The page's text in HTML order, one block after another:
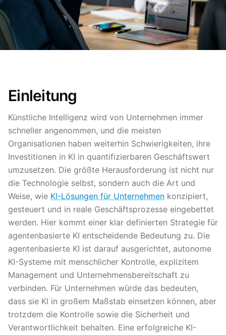
Einleitung
Künstliche Intelligenz wird von Unternehmen immer
schneller angenommen, und die meisten
Organisationen haben weiterhin Schwierigkeiten, ihre
Investitionen in KI in quantifizierbaren Geschäftswert
umzusetzen. Die größte Herausforderung ist nicht nur
die Technologie selbst, sondern auch die Art und
Weise, wie KI-Lösungen für Unternehmen konzipiert,
gesteuert und in reale Geschäftsprozesse eingebettet
werden. Hier kommt einer klar definierten Strategie für
agentenbasierte KI entscheidende Bedeutung zu. Die
agentenbasierte KI ist darauf ausgerichtet, autonome
KI-Systeme mit menschlicher Kontrolle, explizitem
Management und Unternehmensbereitschaft zu
verbinden. Für Unternehmen würde das bedeuten,
dass sie KI in großem Maßstab einsetzen können, aber
trotzdem die Kontrolle sowie die Sicherheit und
Verantwortlichkeit behalten. Eine erfolgreiche KI-